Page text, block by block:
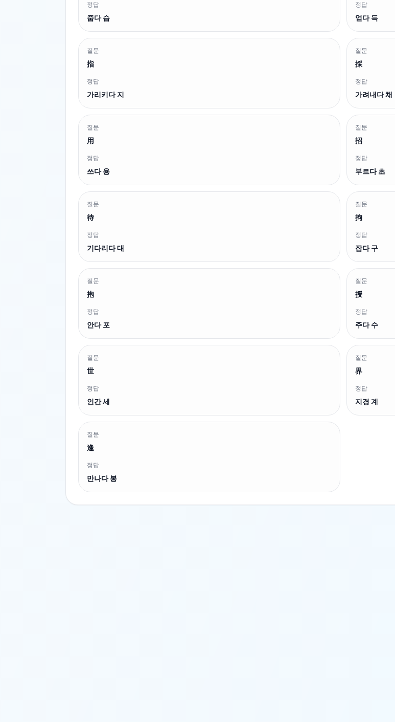
정답
줍다 습
정답
얻다 득
질문
指
정답
가리키다 지
질문
採
정답
가려내다 채
질문
用
정답
쓰다 용
질문
招
정답
부르다 초
질문
待
정답
기다리다 대
질문
拘
정답
잡다 구
질문
抱
정답
안다 포
질문
授
정답
주다 수
질문
世
정답
인간 세
질문
界
정답
지경 계
질문
逢
정답
만나다 봉